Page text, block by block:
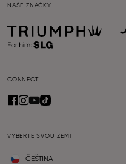
NAŠE ZNAČKY
CONNECT
VYBERTE SVOU ZEMI
ČEŠTINA